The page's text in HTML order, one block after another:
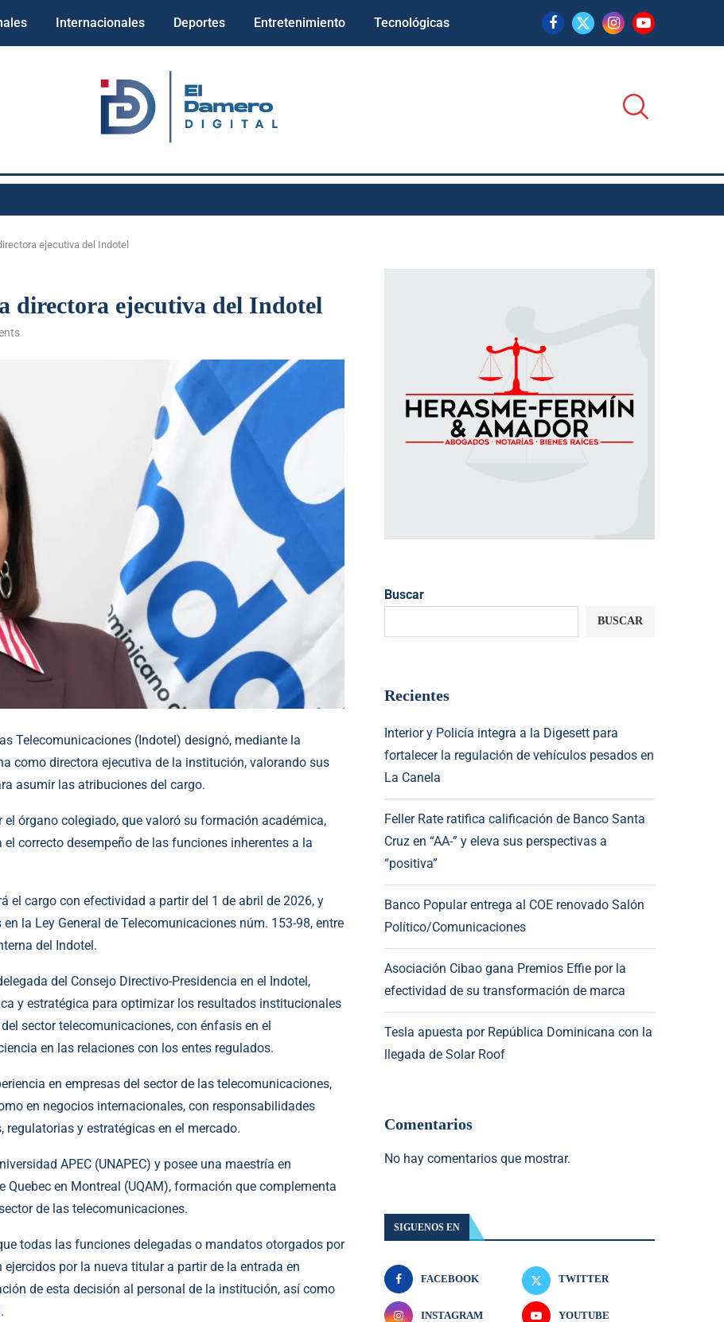
Internacionales Deportes Entretenimiento Tecnológicas
ejecutiva del Indotel
directora ejecutiva del Indotel
Telecomunicaciones (Indotel) designó, mediante la
como directora ejecutiva de la institución, valorando sus
asumir las atribuciones del cargo.
órgano colegiado, que valoró su formación académica,
correcto desempeño de las funciones inherentes a la
el cargo con efectividad a partir del 1 de abril de 2026, y
la Ley General de Telecomunicaciones núm. 153-98, entre
del Indotel.
del Consejo Directivo-Presidencia en el Indotel,
y estratégica para optimizar los resultados institucionales
sector telecomunicaciones, con énfasis en el
en las relaciones con los entes regulados.
en empresas del sector de las telecomunicaciones,
en negocios internacionales, con responsabilidades
y estratégicas en el mercado.
APEC (UNAPEC) y posee una maestría en
en Montreal (UQAM), formación que complementa
de las telecomunicaciones.
todas las funciones delegadas o mandatos otorgados por
por la nueva titular a partir de la entrada en
de esta decisión al personal de la institución, así como
Buscar
BUSCAR
Recientes
Interior y Policía integra a la Digesett para
fortalecer la regulación de vehículos pesados en
La Canela
Feller Rate ratifica calificación de Banco Santa
Cruz en “AA-” y eleva sus perspectivas a
“positiva”
Banco Popular entrega al COE renovado Salón
Político/Comunicaciones
Asociación Cibao gana Premios Effie por la
efectividad de su transformación de marca
Tesla apuesta por República Dominicana con la
llegada de Solar Roof
Comentarios
No hay comentarios que mostrar.
SIGUENOS EN
FACEBOOK TWITTER
INSTAGRAM YOUTUBE